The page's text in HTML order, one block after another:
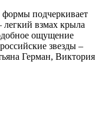
формы подчеркивает
взмах крыла
ощущение
звезды –
Герман, Виктория